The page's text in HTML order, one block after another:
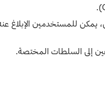
للمستخدمين الإبلاغ عنه
إلى السلطات المختصة.